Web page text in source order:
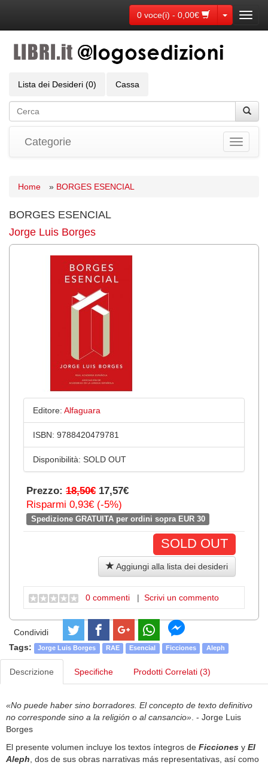
0 voce(i) - 0,00€ Toggle
Lista dei Desideri (0) Cassa
Toggle
Categorie
Home » BORGES ESENCIAL
BORGES ESENCIAL
Jorge Luis Borges
Editore: Alfaguara
ISBN: 9788420479781
Disponibilità: SOLD OUT
Prezzo: 18,50€ 17,57€
Risparmi 0,93€ (-5%)
Spedizione GRATUITA per ordini sopra EUR 30
SOLD OUT
Aggiungi alla lista dei desideri
0 commenti | Scrivi un commento
Condividi
Tags:
Jorge Luis Borges RAE Esencial Ficciones Aleph
Descrizione Specifiche Prodotti Correlati (3)
«No puede haber sino borradores. El concepto de texto definitivo
no corresponde sino a la religión o al cansancio». - Jorge Luis
Borges
El presente volumen incluye los textos íntegros de Ficciones y El
Aleph, dos de sus obras narrativas más representativas, así como